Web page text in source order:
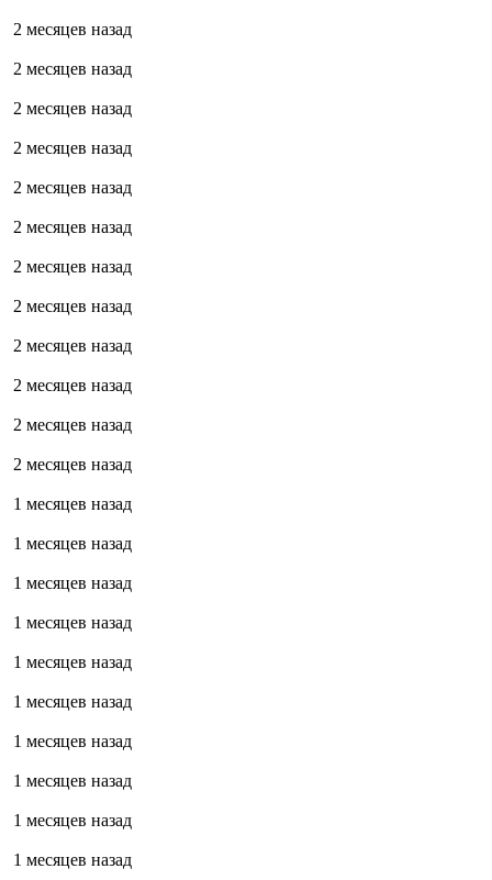
2 месяцев назад
2 месяцев назад
2 месяцев назад
2 месяцев назад
2 месяцев назад
2 месяцев назад
2 месяцев назад
2 месяцев назад
2 месяцев назад
2 месяцев назад
2 месяцев назад
2 месяцев назад
1 месяцев назад
1 месяцев назад
1 месяцев назад
1 месяцев назад
1 месяцев назад
1 месяцев назад
1 месяцев назад
1 месяцев назад
1 месяцев назад
1 месяцев назад